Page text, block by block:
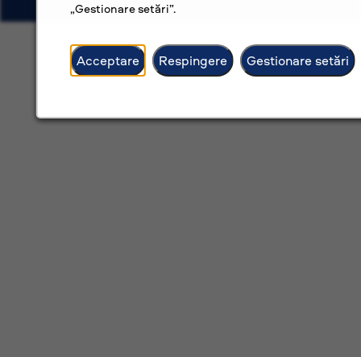
„Gestionare setări”.
Acceptare Respingere Gestionare setări